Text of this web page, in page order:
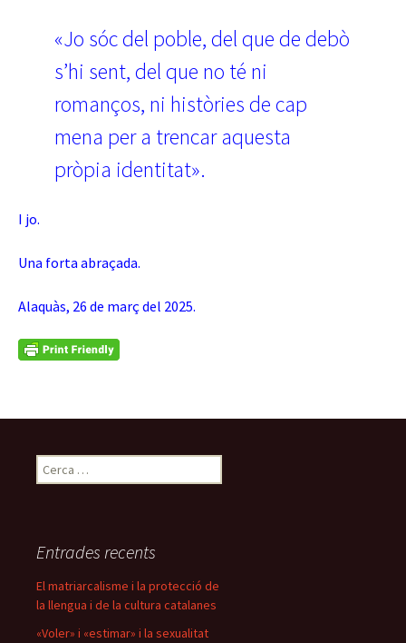
«Jo sóc del poble, del que de debò
s’hi sent, del que no té ni
romanços, ni històries de cap
mena per a trencar aquesta
pròpia identitat».
I jo.
Una forta abraçada.
Alaquàs, 26 de març del 2025.
Cerca:
Entrades recents
El matriarcalisme i la protecció de
la llengua i de la cultura catalanes
«Voler» i «estimar» i la sexualitat